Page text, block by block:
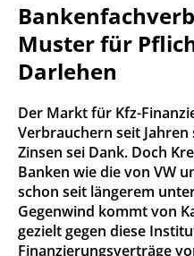
Muster für
Darlehen
Der Markt für Kfz-
Verbrauchern seit
Zinsen sei Dank. Doch
Banken wie die von VW
schon seit längerem
Gegenwind kommt von
gezielt gegen diese
Finanzierungsverträge